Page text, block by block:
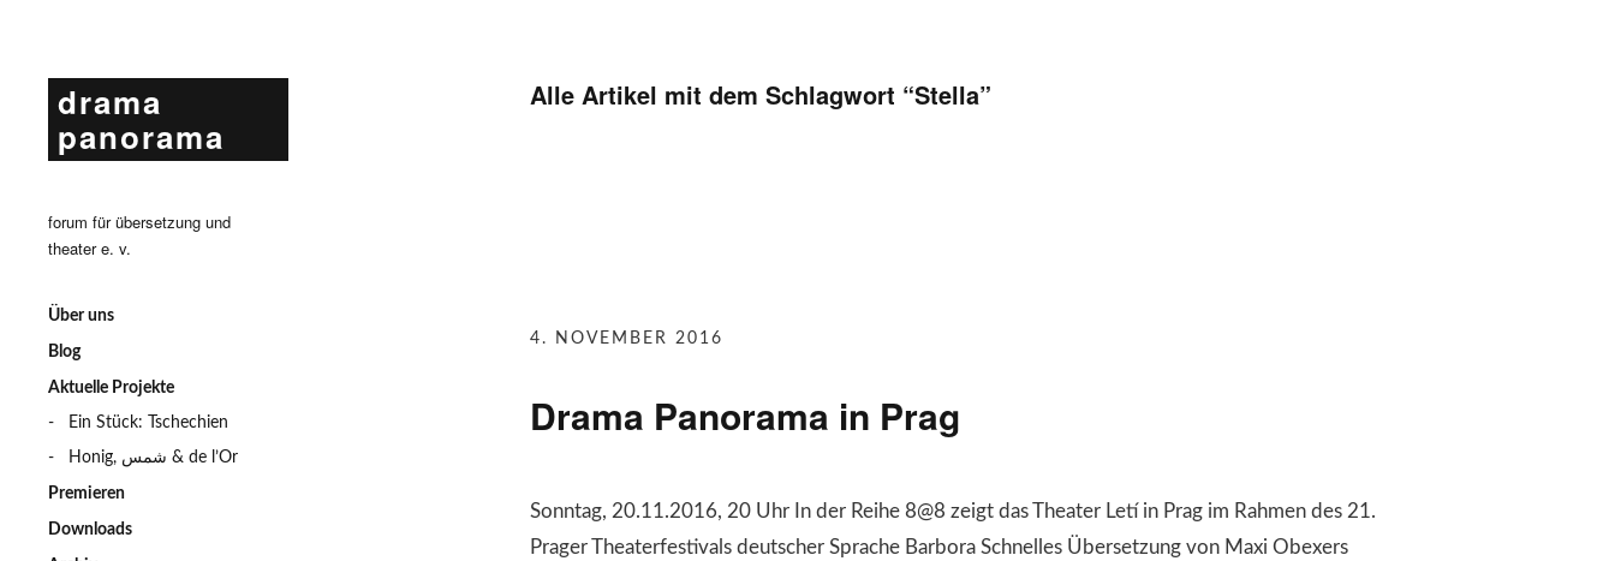
drama
panorama
forum für übersetzung und
theater e. v.
Über uns
Blog
Aktuelle Projekte
Ein Stück: Tschechien
Honig, شمس & de l’Or
Premieren
Downloads
Alle Artikel mit dem Schlagwort “Stella”
4. NOVEMBER 2016
Drama Panorama in Prag
Sonntag, 20.11.2016, 20 Uhr In der Reihe 8@8 zeigt das Theater Letí in Prag im Rahmen des 21.
Prager Theaterfestivals deutscher Sprache Barbora Schnelles Übersetzung von Maxi Obexers